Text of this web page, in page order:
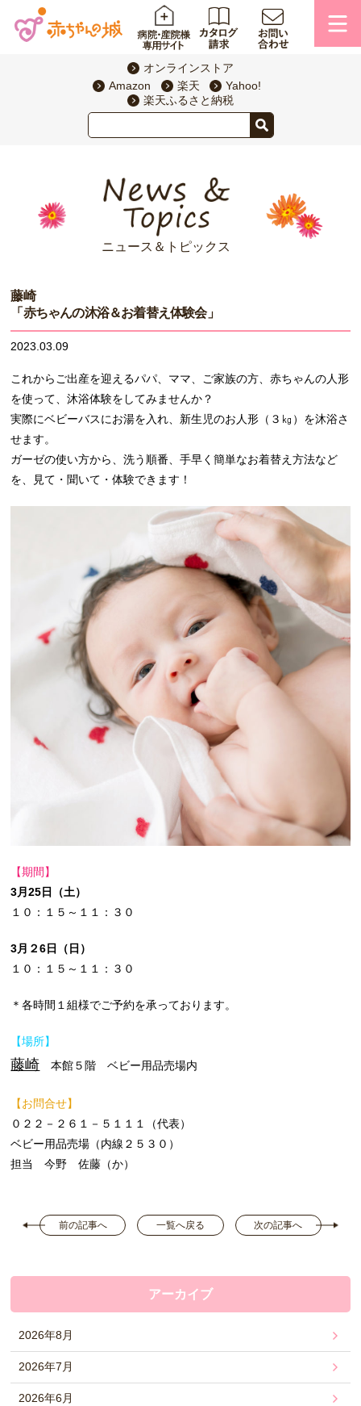
オンラインストア
Amazon
楽天
Yahoo!
楽天ふるさと納税
ニュース＆トピックス
藤崎
「赤ちゃんの沐浴＆お着替え体験会」
2023.03.09
これからご出産を迎えるパパ、ママ、ご家族の方、赤ちゃんの人形
を使って、沐浴体験をしてみませんか？
実際にベビーバスにお湯を入れ、新生児のお人形（３㎏）を沐浴さ
せます。
ガーゼの使い方から、洗う順番、手早く簡単なお着替え方法など
を、見て・聞いて・体験できます！
【期間】
3月25日（土）
１０：１５～１１：３０
3月２6日（日）
１０：１５～１１：３０
＊各時間１組様でご予約を承っております。
【場所】
藤崎 本館５階 ベビー用品売場内
【お問合せ】
０２２－２６１－５１１１（代表）
ベビー用品売場（内線２５３０）
担当 今野 佐藤（か）
前の記事へ 一覧へ戻る 次の記事へ
アーカイブ
2026年8月
2026年7月
2026年6月